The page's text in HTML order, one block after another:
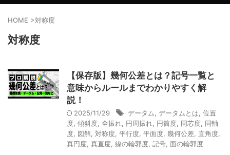
HOME >対称度
対称度
【保存版】幾何公差とは？記号一覧と
意味からルールまでわかりやすく解
説！
2025/11/29 データム, データムとは, 位置
度, 傾斜度, 全振れ, 円周振れ, 円筒度, 同芯度, 同軸
度, 図解, 対称度, 平行度, 平面度, 幾何公差, 直角度,
真円度, 真直度, 線の輪郭度, 記号, 面の輪郭度